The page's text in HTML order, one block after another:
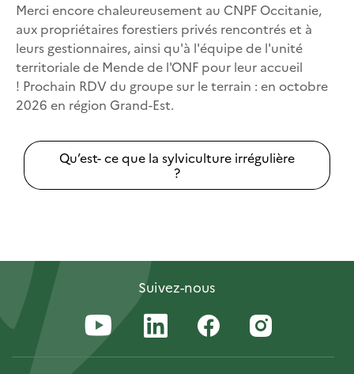
Merci encore chaleureusement au CNPF Occitanie,
aux propriétaires forestiers privés rencontrés et à
leurs gestionnaires, ainsi qu'à l'équipe de l'unité
territoriale de Mende de l'ONF pour leur accueil
! Prochain RDV du groupe sur le terrain : en octobre
2026 en région Grand-Est.
Qu’est- ce que la sylviculture irrégulière
?
Suivez-nous